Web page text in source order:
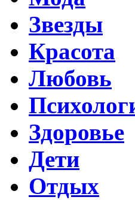
Звезды
Красота
Любовь
Здоровье
Дети
Отдых